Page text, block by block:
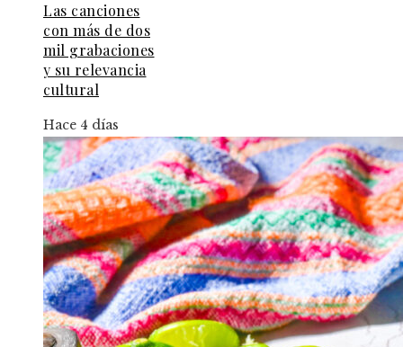
Las canciones
con más de dos
mil grabaciones
y su relevancia
cultural
Hace 4 días